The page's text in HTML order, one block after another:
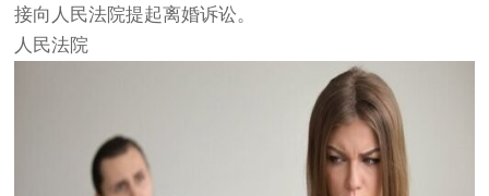
接向人民法院提起离婚诉讼。
人民法院